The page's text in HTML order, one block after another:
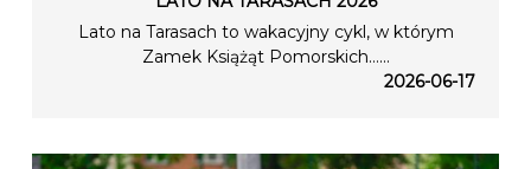
Lato na Tarasach to wakacyjny cykl, w którym
Zamek Książąt Pomorskich…...
2026-06-17